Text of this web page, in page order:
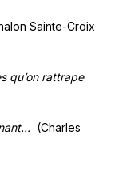
Sainte-Croix
qu’on rattrape
(Charles